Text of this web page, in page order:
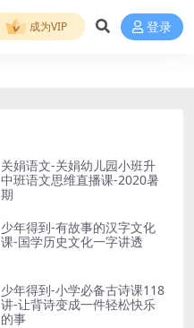
成为VIP 登录
关娟语文-关娟幼儿园小班升
中班语文思维直播课-2020暑
期
少年得到-有故事的汉字文化
课-国学历史文化一字讲透
少年得到-小学必备古诗课118
讲-让背诗变成一件轻松快乐
的事